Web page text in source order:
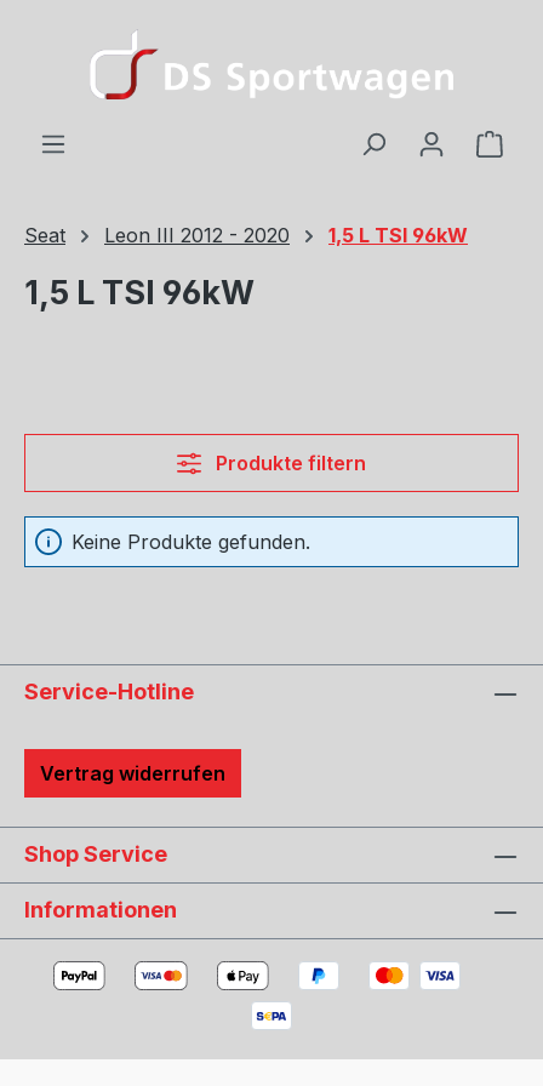
Zum Hauptinhalt springen
Seat Leon III 2012 - 2020 1,5 L TSI 96kW
1,5 L TSI 96kW
Produkte filtern
Keine Produkte gefunden.
Service-Hotline
Vertrag widerrufen
Shop Service
Informationen